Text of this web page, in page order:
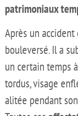
patrimoniaux
Après un
bouleversé. Il a
un certain temps
tordus, visage
alitée pendant